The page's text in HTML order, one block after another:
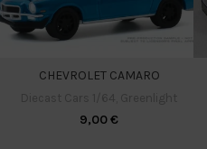
CHEVROLET CAMARO
9,00€